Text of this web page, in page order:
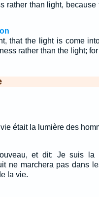
rather than light, because
that the light is come
rather than the light;
était la lumière des
et dit: Je suis la
ne marchera pas dans
la vie.